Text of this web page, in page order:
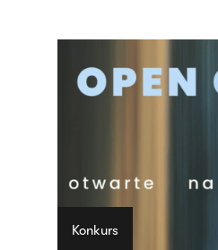
Konkurs